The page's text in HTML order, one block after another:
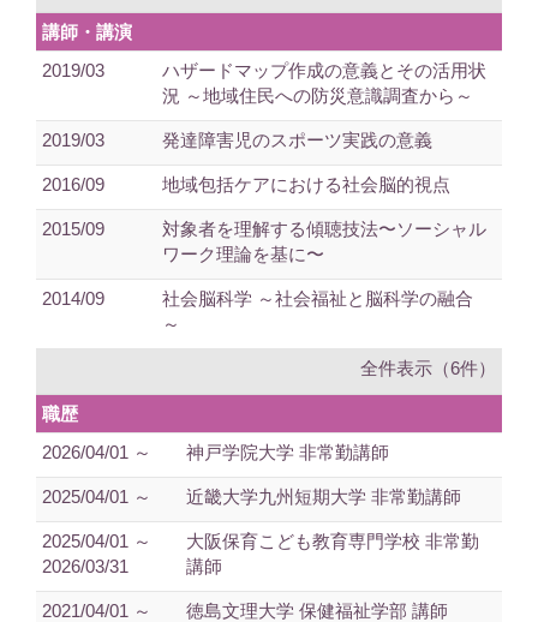
講師・講演
2019/03
ハザードマップ作成の意義とその活用状
況 ～地域住民への防災意識調査から～
2019/03 発達障害児のスポーツ実践の意義
2016/09 地域包括ケアにおける社会脳的視点
2015/09
対象者を理解する傾聴技法〜ソーシャル
ワーク理論を基に〜
2014/09
社会脳科学 ～社会福祉と脳科学の融合
～
全件表示（6件）
職歴
2026/04/01 ～
神戸学院大学 非常勤講師
2025/04/01 ～ 近畿大学九州短期大学 非常勤講師
2025/04/01 ～
2026/03/31
大阪保育こども教育専門学校 非常勤
講師
2021/04/01 ～
徳島文理大学 保健福祉学部 講師